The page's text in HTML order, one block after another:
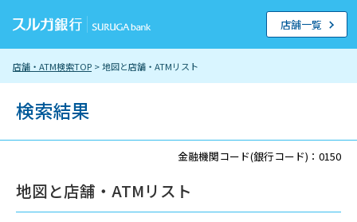
店舗・ATM検索TOP > 地図と店舗・ATMリスト
店舗一覧
検索結果
金融機関コード(銀行コード)：0150
地図と店舗・ATMリスト